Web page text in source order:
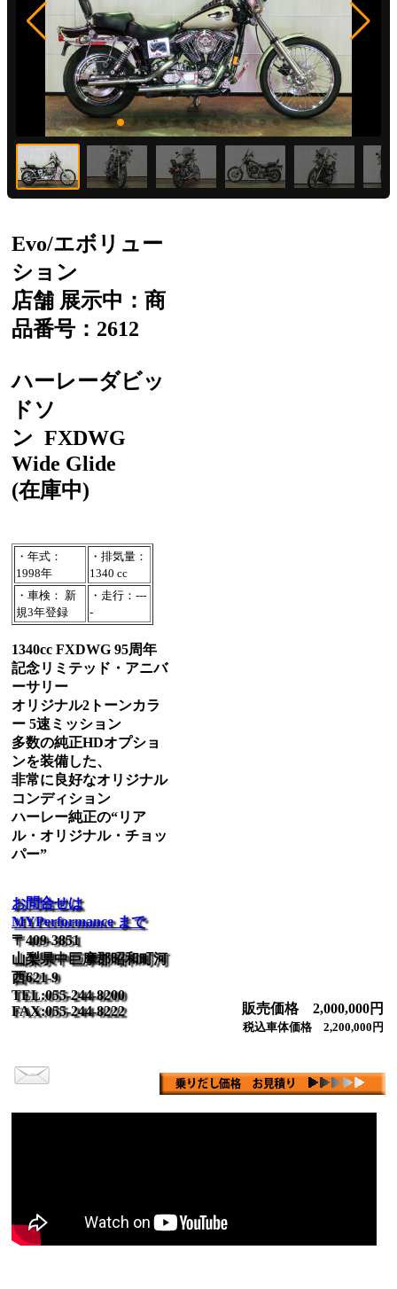
Evo/エボリュー
ション
店舗 展示中：商
品番号：2612
ハーレーダビッ
ドソ
ン FXDWG
Wide Glide
(在庫中)
・年式：
1998年
・排気量：
1340 cc
・車検： 新
規3年登録
・走行：---
-
1340cc FXDWG 95周年
記念リミテッド・アニバ
ーサリー
オリジナル2トーンカラ
ー 5速ミッション
多数の純正HDオプショ
ンを装備した、
非常に良好なオリジナル
コンディション
ハーレー純正の“リア
ル・オリジナル・チョッ
パー”
お問合せは
MYPerformance まで
〒409-3851
山梨県中巨摩郡昭和町河
西621-9
TEL:055-244-8200
FAX:055-244-8222
販売価格 2,000,000円
税込車体価格 2,200,000円